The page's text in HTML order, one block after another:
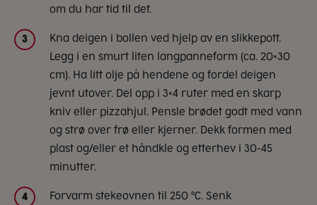
om du har tid til det.
3
Kna deigen i bollen ved hjelp av en slikkepott.
Legg i en smurt liten langpanneform (ca. 20×30
cm). Ha litt olje på hendene og fordel deigen
jevnt utover. Del opp i 3×4 ruter med en skarp
kniv eller pizzahjul. Pensle brødet godt med vann
og strø over frø eller kjerner. Dekk formen med
plast og/eller et håndkle og etterhev i 30-45
minutter.
4
Forvarm stekeovnen til 250 °C. Senk